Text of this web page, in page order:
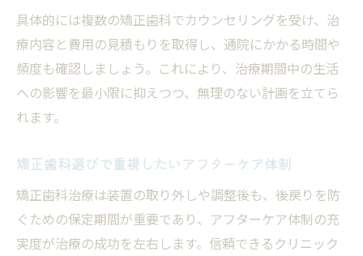
具体的には複数の矯正歯科でカウンセリングを受け、治
療内容と費用の見積もりを取得し、通院にかかる時間や
頻度も確認しましょう。これにより、治療期間中の生活
への影響を最小限に抑えつつ、無理のない計画を立てら
れます。
矯正歯科選びで重視したいアフターケア体制
矯正歯科治療は装置の取り外しや調整後も、後戻りを防
ぐための保定期間が重要であり、アフターケア体制の充
実度が治療の成功を左右します。信頼できるクリニック